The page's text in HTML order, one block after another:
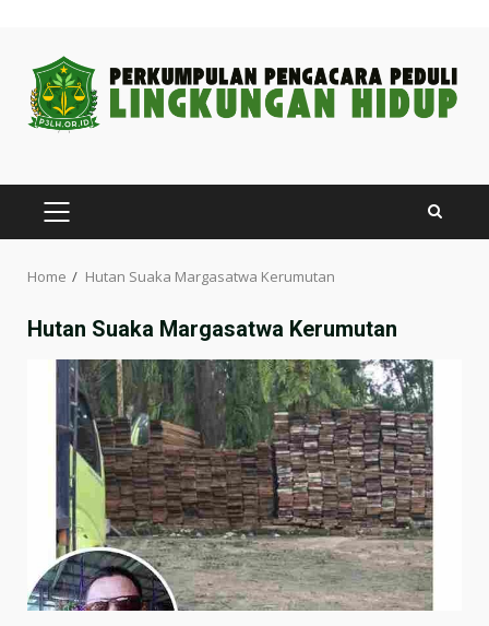
content
PRIMARY
MENU
Home Hutan Suaka Margasatwa Kerumutan
Hutan Suaka Margasatwa Kerumutan